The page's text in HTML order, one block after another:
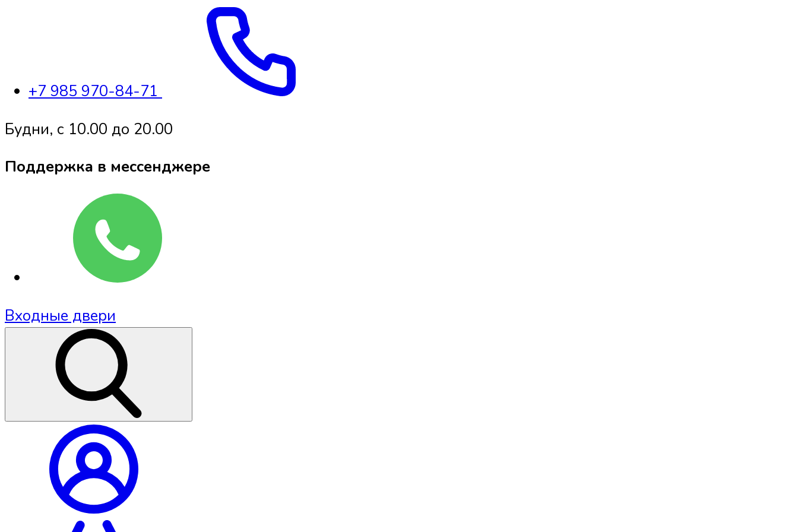
+7 985 970-84-71
Будни, с 10.00 до 20.00
Поддержка в мессенджере
Входные двери